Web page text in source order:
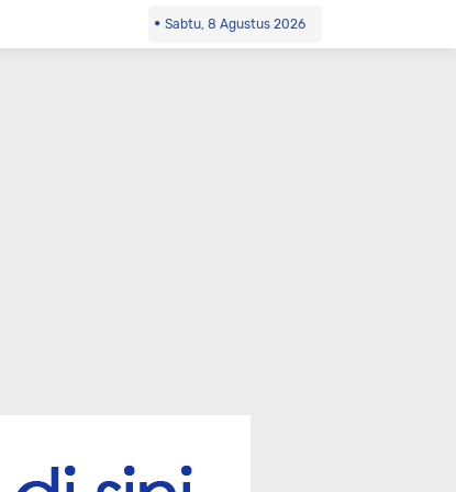
Sabtu, 8 Agustus 2026